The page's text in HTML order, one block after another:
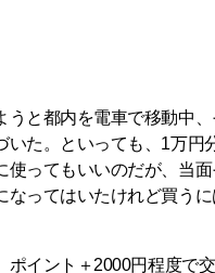
うと都内を電車で移動中
いた。といっても、1万円
使ってもいいのだが、当
なってはいたけれど買う
ポイント＋2000円程度で